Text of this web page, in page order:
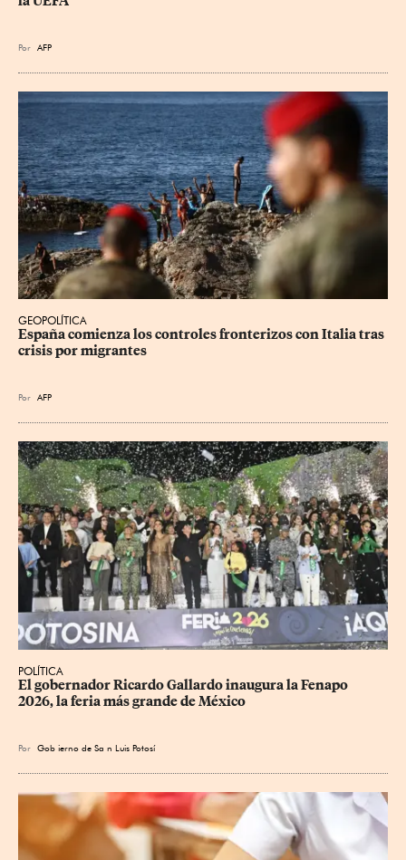
Por AFP
GEOPOLÍTICA
España comienza los controles fronterizos con Italia tras
crisis por migrantes
Por AFP
POLÍTICA
​El gobernador Ricardo Gallardo inaugura la Fenapo
2026, la feria más grande de México
Por Gob ierno de Sa n Luis Potosí